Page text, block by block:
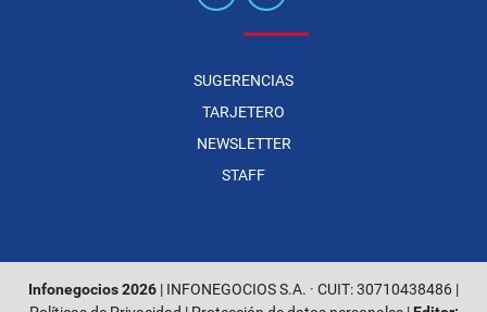
SUGERENCIAS
TARJETERO
NEWSLETTER
STAFF
Infonegocios 2026 | INFONEGOCIOS S.A. · CUIT: 30710438486 |